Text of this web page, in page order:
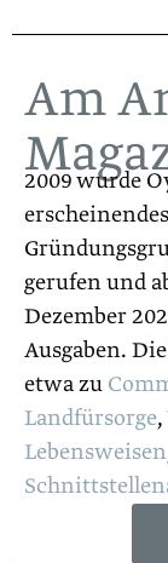
Am
2009 wurde
gerufen und
Dezember
Ausgaben.
etwa zu
Landfürsorge,
Lebensweisen